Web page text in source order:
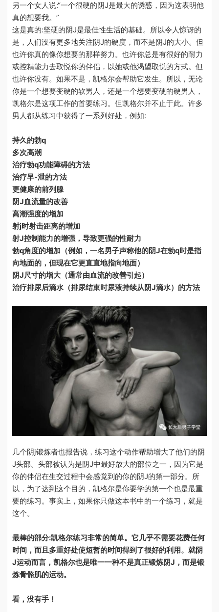
另一个女人说:“一个很硬的阴J是最大的诱惑，因为这表明他
真的想要我。 ”
这是真的:坚硬的阴J是最佳性生活的基础。所以令人惊讶的
是，人们没有更多地关注阴J的硬度，而不是阴J的大小。但
也许你真的像你想要的那样努力。也许你总是有很好的耐力
或控精能力去取悦你的伴侣，以她或他渴望取悦的方式。但
也许你没有。如果不是，凯格尔会帮助它发生。所以，无论
你是一个想要变硬的软男人，还是一个想要变硬的硬男人，
凯格尔是这项工作的首要练习。但凯格尔并不止于此。许多
男人都从练习中获得了一系列好处，例如:
持久的勃q
多次高潮
治疗勃q功能障碍的方法
治疗早-泄的方法
更健康的前列腺
阴J血流量的改善
高潮强度的增加
射j时射击距离的增加
射J控制能力的增强，导致更强的性耐力
勃q角度的增加（例如，一名男子声称他的阴J在勃q时是指
向地面的，但现在它更直直地指向地面）
阴J尺寸的增大（通常由血流的改善引起）
治疗排尿后滴水（排尿结束时尿液持续从阴J滴水）的方法
几个阴j锻炼者也报告说，练习这个动作帮助增大了他们的阴
J头部。头部被认为是阴J中最好放大的部位之一，因为它是
你的伴侣在生交过程中会感觉到的你的阴J的第一部分。所
以，为了达到这个目的，凯格尔是你要学的第一个也是最重
要的练习。事实上，如果你只做这本书中的一个练习，就是
这个。
最棒的部分:凯格尔练习非常的简单。它几乎不需要花费任何
时间，而且多重好处使短暂的时间得到了很好的利用。就阴
J运动而言，凯格尔也是唯一一种不是真正锻炼阴J，而是锻
炼骨骼肌的运动。
看，没有手！